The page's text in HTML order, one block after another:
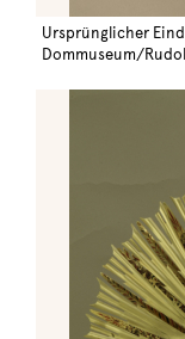
Ursprünglicher
Dommuseum/